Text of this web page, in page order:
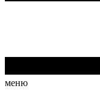
меню